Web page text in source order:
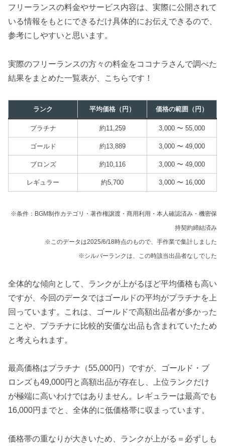
フリーランスの料金やサービス内容は、実際に公開されて
いる情報をもとにできるだけ具体的にお伝えできるので、
参考にしやすいと思います。
実際のフリーランスの方々の料金をココナラさんで調べた
結果をまとめた一覧表が、こちらです！
ランク 平均価格（円） 価格の範囲（円）
プラチナ 約11,259 3,000 〜 55,000
ゴールド 約13,889 3,000 〜 49,000
ブロンズ 約10,116 3,000 〜 49,000
レギュラー 約5,700 3,000 〜 16,000
※条件：BGM制作カテゴリ・著作権譲渡・商用利用・本人確認済み・機密保
持契約締結済み
※このデータは2025/6/18時点のもので、手作業で集計しました
※シルバーランクは、この時該当出品者なしでした
全体的な傾向として、ランクが上がるほど平均価格も高い
ですが、今回のデータではゴールドの平均がプラチナを上
回っています。これは、ゴールドで高額出品者が多かった
ことや、プラチナに比較的安価な出品も含まれていたため
と考えられます。
最高価格はプラチナ（55,000円）ですが、ゴールド・ブ
ロンズも49,000円と高額出品が存在し、上位ランクだけ
が極端に高いわけではありません。レギュラーは最高でも
16,000円までと、全体的に低価格帯に収まっています。
価格帯の重なりが大きいため、ランクが上がる＝必ずしも